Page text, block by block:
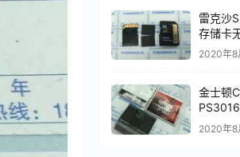
雷克沙
存储卡
成功
2020年8
金士顿
2020年8